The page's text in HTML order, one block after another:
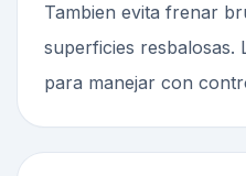
Tambien evita frenar
superficies resbalosas.
para manejar con